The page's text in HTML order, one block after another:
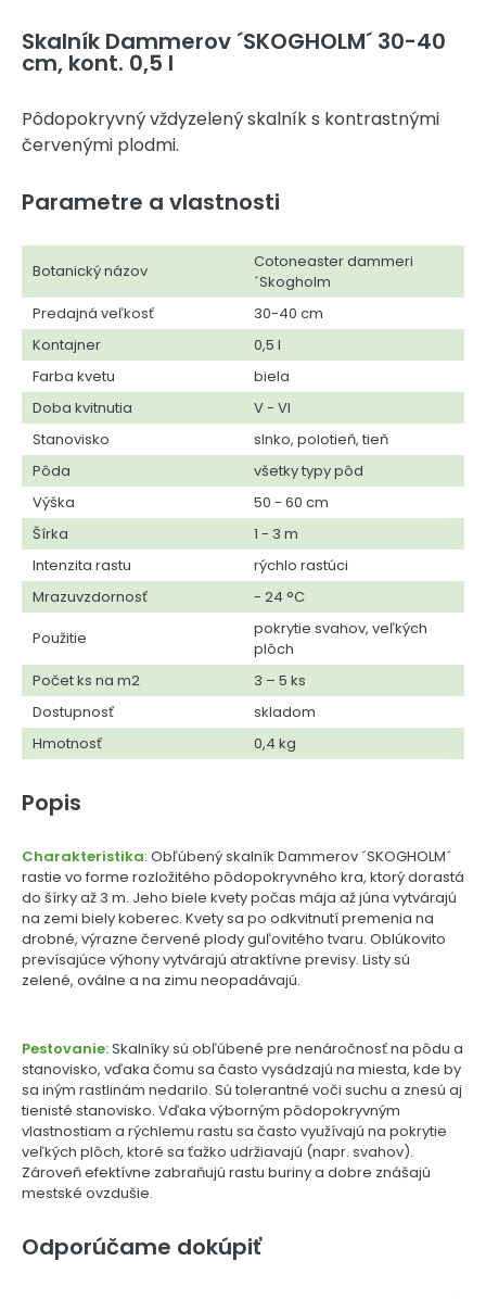
Skalník Dammerov ´SKOGHOLM´ 30-40
cm, kont. 0,5 l
Pôdopokryvný vždyzelený skalník s kontrastnými
červenými plodmi.
Parametre a vlastnosti
Botanický názov
Cotoneaster dammeri
´Skogholm
Predajná veľkosť
30-40 cm
Kontajner
0,5 l
Farba kvetu
biela
Doba kvitnutia
V - VI
Stanovisko
slnko, polotieň, tieň
Pôda
všetky typy pôd
Výška
50 - 60 cm
Šírka
1 - 3 m
Intenzita rastu
rýchlo rastúci
Mrazuvzdornosť
- 24 °C
Použitie
pokrytie svahov, veľkých
plôch
Počet ks na m2
3 – 5 ks
Dostupnosť
skladom
Hmotnosť
0,4 kg
Popis
Charakteristika: Obľúbený skalník Dammerov ´SKOGHOLM´
rastie vo forme rozložitého pôdopokryvného kra, ktorý dorastá
do šírky až 3 m. Jeho biele kvety počas mája až júna vytvárajú
na zemi biely koberec. Kvety sa po odkvitnutí premenia na
drobné, výrazne červené plody guľovitého tvaru. Oblúkovito
prevísajúce výhony vytvárajú atraktívne previsy. Listy sú
zelené, oválne a na zimu neopadávajú.
Pestovanie:Skalníky sú obľúbené pre nenáročnosť na pôdu a
stanovisko, vďaka čomu sa často vysádzajú na miesta, kde by
sa iným rastlinám nedarilo. Sú tolerantné voči suchu a znesú aj
tienisté stanovisko. Vďaka výborným pôdopokryvným
vlastnostiam a rýchlemu rastu sa často využívajú na pokrytie
veľkých plôch, ktoré sa ťažko udržiavajú (napr. svahov).
Zároveň efektívne zabraňujú rastu buriny a dobre znášajú
mestské ovzdušie.
Odporúčame dokúpiť